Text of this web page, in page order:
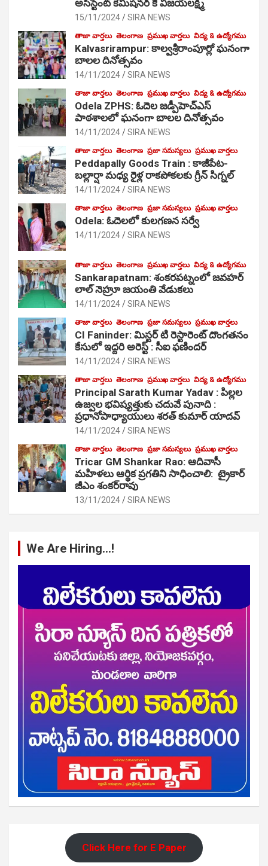
అసిస్టెంట్ కమిషనర్ కే విజయలక్ష్మి
15/11/2024 SIRA NEWS
తాజా వార్తలు తెలంగాణ ప్రముఖ వార్తలు విద్య & ఉద్యోగము
Kalvasrirampur: కాల్వశ్రీరాంపూర్లో ఘనంగా
బాలల దినోత్సవం
14/11/2024 SIRA NEWS
తాజా వార్తలు తెలంగాణ ప్రముఖ వార్తలు విద్య & ఉద్యోగము
Odela ZPHS: ఓదెల జ‌డ్పీహెచ్ఎస్
పాఠ‌శాల‌లో ఘనంగా బాలల దినోత్సవం
14/11/2024 SIRA NEWS
తాజా వార్తలు తెలంగాణ ప్రజా సమస్యలు ప్రముఖ వార్తలు
Peddapally Goods Train : కాజీపేట-
బల్లార్షా మధ్య రైళ్ల రాకపోకలకు గ్రీన్ సిగ్నల్
14/11/2024 SIRA NEWS
తాజా వార్తలు తెలంగాణ ప్రజా సమస్యలు ప్రముఖ వార్తలు
Odela: ఓదెలలో కులగణన సర్వే
14/11/2024 SIRA NEWS
తాజా వార్తలు తెలంగాణ ప్రముఖ వార్తలు విద్య & ఉద్యోగము
Sankarapatnam: శంకరపట్నంలో జవహర్
లాల్ నెహ్రూ జయంతి వేడుకలు
14/11/2024 SIRA NEWS
తాజా వార్తలు తెలంగాణ ప్రజా సమస్యలు ప్రముఖ వార్తలు
CI Faninder: మిస్టర్ టి రెస్టారెంట్ దొంగతనం
కేసులో ఇద్దరి అరెస్ట్ : సీఐ ఫణిందర్
14/11/2024 SIRA NEWS
తాజా వార్తలు తెలంగాణ ప్రముఖ వార్తలు విద్య & ఉద్యోగము
Principal Sarath Kumar Yadav : పిల్లల
ఉజ్వల భవిష్యత్తుకు చదువే పునాది :
ప్రధానోపాధ్యాయులు శరత్ కుమార్ యాదవ్
14/11/2024 SIRA NEWS
తాజా వార్తలు తెలంగాణ ప్రజా సమస్యలు ప్రముఖ వార్తలు
Tricar GM Shankar Rao: ఆదివాసీ
మహిళలు ఆర్థిక ప్రగతిని సాధించాలి: ట్రైకార్
జీఎం శంకర్‌రావు
13/11/2024 SIRA NEWS
We Are Hiring…!
Click Here for E Paper